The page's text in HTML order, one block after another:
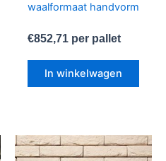
waalformaat handvorm
€852,71 per pallet
In winkelwagen